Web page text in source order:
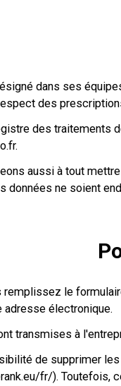
dans ses
des
des traitements
aussi à tout
données ne soient
remplissez le
électronique.
transmises à
de supprimer
fr/). Toutefois,